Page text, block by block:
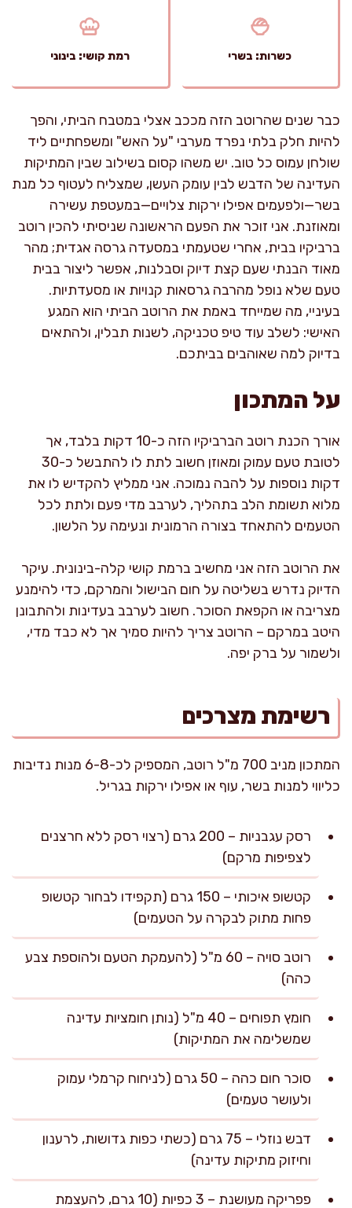
כשרות: בשרי רמת קושי: בינוני
כבר שנים שהרוטב הזה מככב אצלי במטבח הביתי, והפך
להיות חלק בלתי נפרד מערבי "על האש" ומשפחתיים ליד
שולחן עמוס כל טוב. יש משהו קסום בשילוב שבין המתיקות
העדינה של הדבש לבין עומק העשן, שמצליח לעטוף כל מנת
בשר—ולפעמים אפילו ירקות צלויים—במעטפת עשירה
ומאוזנת. אני זוכר את הפעם הראשונה שניסיתי להכין רוטב
ברביקיו בבית, אחרי שטעמתי במסעדה גרסה אגדית; מהר
מאוד הבנתי שעם קצת דיוק וסבלנות, אפשר ליצור בבית
טעם שלא נופל מהרבה גרסאות קנויות או מסעדתיות.
בעיניי, מה שמייחד באמת את הרוטב הביתי הוא המגע
האישי: לשלב עוד טיפ טכניקה, לשנות תבלין, ולהתאים
בדיוק למה שאוהבים בביתכם.
על המתכון
אורך הכנת רוטב הברביקיו הזה כ-10 דקות בלבד, אך
לטובת טעם עמוק ומאוזן חשוב לתת לו להתבשל כ-30
דקות נוספות על להבה נמוכה. אני ממליץ להקדיש לו את
מלוא תשומת הלב בתהליך, לערבב מדי פעם ולתת לכל
הטעמים להתאחד בצורה הרמונית ונעימה על הלשון.
את הרוטב הזה אני מחשיב ברמת קושי קלה-בינונית. עיקר
הדיוק נדרש בשליטה על חום הבישול והמרקם, כדי להימנע
מצריבה או הקפאת הסוכר. חשוב לערבב בעדינות ולהתבונן
היטב במרקם – הרוטב צריך להיות סמיך אך לא כבד מדי,
ולשמור על ברק יפה.
רשימת מצרכים
המתכון מניב 700 מ"ל רוטב, המספיק לכ-6-8 מנות נדיבות
כליווי למנות בשר, עוף או אפילו ירקות בגריל.
רסק עגבניות – 200 גרם (רצוי רסק ללא חרצנים
לצפיפות מרקם)
קטשופ איכותי – 150 גרם (תקפידו לבחור קטשופ
פחות מתוק לבקרה על הטעמים)
רוטב סויה – 60 מ"ל (להעמקת הטעם ולהוספת צבע
כהה)
חומץ תפוחים – 40 מ"ל (נותן חומציות עדינה
שמשלימה את המתיקות)
סוכר חום כהה – 50 גרם (לניחוח קרמלי עמוק
ולעושר טעמים)
דבש נוזלי – 75 גרם (כשתי כפות גדושות, לרענון
וחיזוק מתיקות עדינה)
פפריקה מעושנת – 3 כפיות (10 גרם, להעצמת